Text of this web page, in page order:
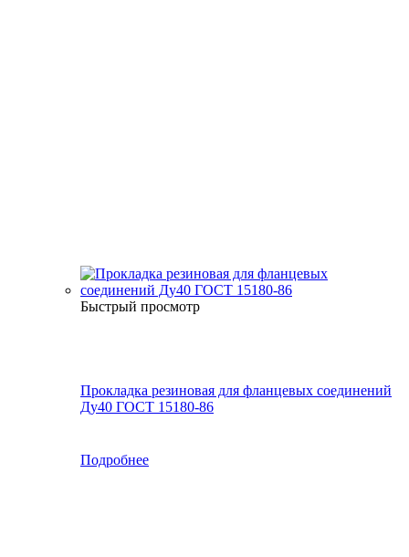
Быстрый просмотр
Прокладка резиновая для фланцевых соединений
Ду40 ГОСТ 15180-86
Подробнее